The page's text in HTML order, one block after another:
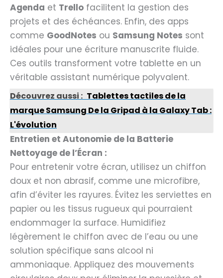
Agenda et Trello facilitent la gestion des
projets et des échéances. Enfin, des apps
comme GoodNotes ou Samsung Notes sont
idéales pour une écriture manuscrite fluide.
Ces outils transforment votre tablette en un
véritable assistant numérique polyvalent.
Découvrez aussi : Tablettes tactiles de la
marque Samsung De la Gripad à la Galaxy Tab :
L'évolution
Entretien et Autonomie de la Batterie
Nettoyage de l’Écran :
Pour entretenir votre écran, utilisez un chiffon
doux et non abrasif, comme une microfibre,
afin d’éviter les rayures. Évitez les serviettes en
papier ou les tissus rugueux qui pourraient
endommager la surface. Humidifiez
légèrement le chiffon avec de l’eau ou une
solution spécifique sans alcool ni
ammoniaque. Appliquez des mouvements